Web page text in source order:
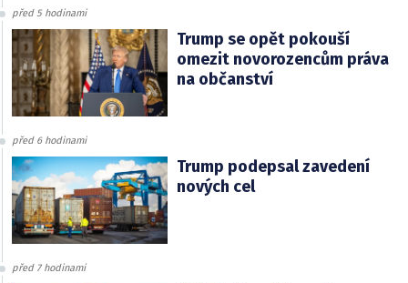
před 5 hodinami
Trump se opět pokouší
omezit novorozencům práva
na občanství
před 6 hodinami
Trump podepsal zavedení
nových cel
před 7 hodinami